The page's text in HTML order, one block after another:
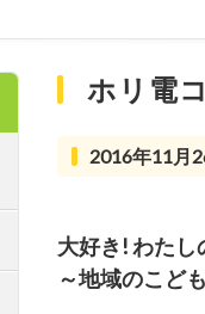
ホリ電
2016年11月
大好き! わた
～地域のこど